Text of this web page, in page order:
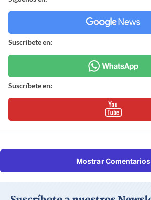
Suscríbete en:
Suscríbete en:
Mostrar Comentarios